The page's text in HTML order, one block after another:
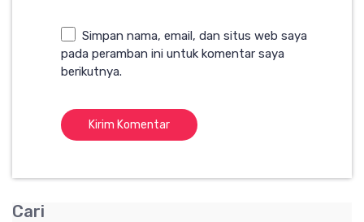
Simpan nama, email, dan situs web saya
pada peramban ini untuk komentar saya
berikutnya.
Cari